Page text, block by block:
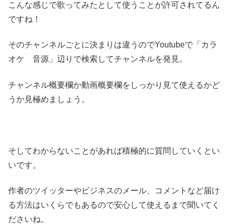
こんな感じで歌ってみたとして使うことが許可されてるん
ですね！
そのチャンネルごとに決まりは違うのでYoutubeで「カラ
オケ 音源」辺りで検索してチャンネルを発見。
チャンネル概要欄か動画概要欄をしっかり見て使えるかど
うか見極めましょう。
そしてわからないことがあれば積極的に質問していくとい
いです。
作者のツイッターやビジネスのメール、コメントなど届け
る方法はいくらでもあるので安心して使えるまで聞いてく
ださいね。